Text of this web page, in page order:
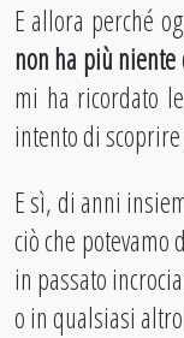
E allora perché
non ha più
mi ha ricordato
intento di
E sì, di anni
ciò che potevamo
in passato
o in qualsiasi